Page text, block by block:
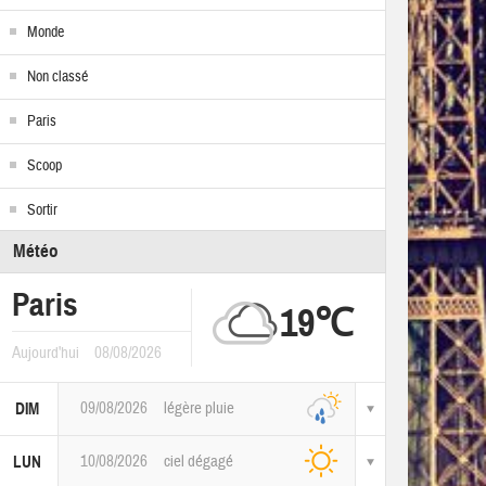
Monde
Non classé
Paris
Scoop
Sortir
Météo
Paris
Aujourd'hui 08/08/2026
19℃
DIM 09/08/2026 légère pluie
LUN 10/08/2026 ciel dégagé